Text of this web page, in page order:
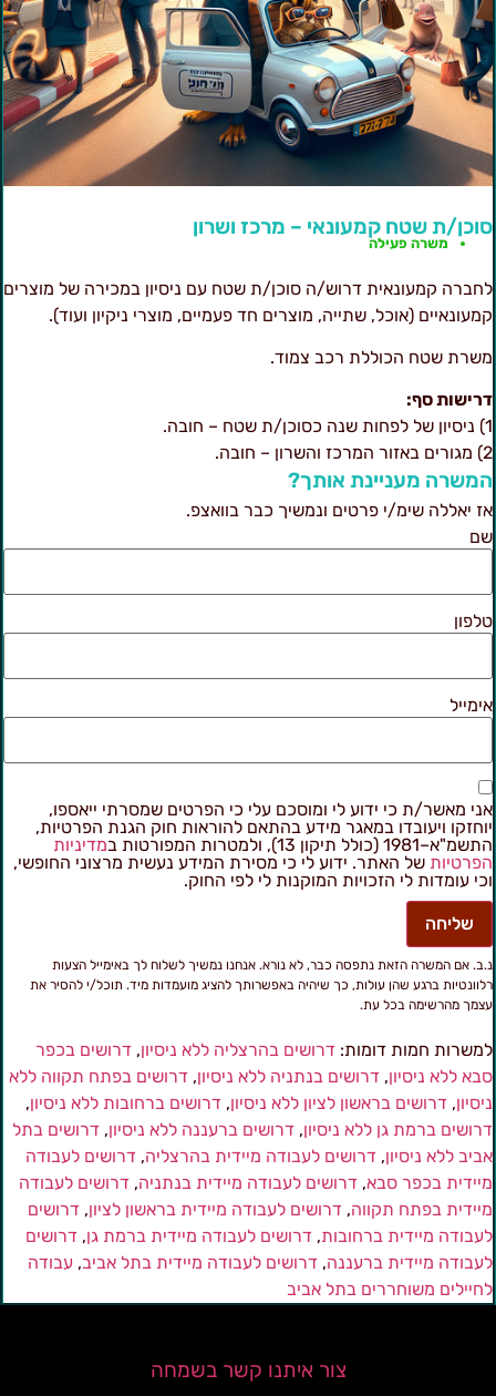
ת שטח קמעונאי – מרכז ושרון
משרה פעילה
קמעונאית דרוש/ה סוכן/ת שטח עם ניסיון במכירה של מוצרים
(אוכל, שתייה, מוצרים חד פעמיים, מוצרי ניקיון ועוד).
שטח הכוללת רכב צמוד.
סף:
– חובה.
מעניינת אותך?
יאללה שימ/י פרטים ונמשיך כבר בוואצפ.
מאשר/ת כי ידוע לי ומוסכם עלי כי הפרטים שמסרתי ייאספו,
ויעובדו במאגר מידע בהתאם להוראות חוק הגנת הפרטיות,
(כולל תיקון 13), ולמטרות המפורטות ב
מדיניות
של האתר. ידוע לי כי מסירת המידע נעשית מרצוני החופשי,
עומדות לי הזכויות המוקנות לי לפי החוק.
שליחה
אם המשרה הזאת נתפסה כבר, לא נורא. אנחנו נמשיך לשלוח לך באימייל הצעות
ברגע שהן עולות, כך שיהיה באפשרותך להציג מועמדות מיד. תוכל/י להסיר את
מהרשימה בכל עת.
חמות דומות:דרושים בהרצליה ללא ניסיון,דרושים בכפר
ללא ניסיון,דרושים בנתניה ללא ניסיון,דרושים בפתח תקווה ללא
,דרושים בראשון לציון ללא ניסיון,דרושים ברחובות ללא ניסיון,
ברמת גן ללא ניסיון,דרושים ברעננה ללא ניסיון,דרושים בתל
ללא ניסיון,דרושים לעבודה מיידית בהרצליה,דרושים לעבודה
בכפר סבא,דרושים לעבודה מיידית בנתניה,דרושים לעבודה
בפתח תקווה,דרושים לעבודה מיידית בראשון לציון,דרושים
מיידית ברחובות,דרושים לעבודה מיידית ברמת גן,דרושים
מיידית ברעננה,דרושים לעבודה מיידית בתל אביב,עבודה
משוחררים בתל אביב
צור איתנו קשר בשמחה